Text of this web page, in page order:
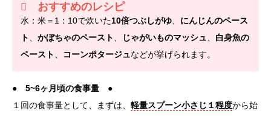
おすすめのレシピ
水：米＝1：10で炊いた10倍つぶしがゆ
にんじんのペース
ト
かぼちゃのペースト じゃがいものマッシュ
白身魚の
ペースト
コーンポタージュなどが挙げられます。
● 5~6ヶ月頃の食事量 ●
１回の食事量として、まずは、 軽量スプーン小さじ１程度から始